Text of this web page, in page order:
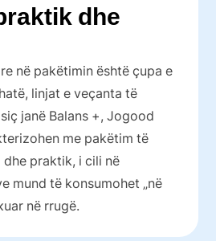
dhe
në pakëtimin është çupa e
linjat e veçanta të
janë Balans +, Jogood
me pakëtim të
praktik, i cili në
mund të konsumohet „në
në rrugë.